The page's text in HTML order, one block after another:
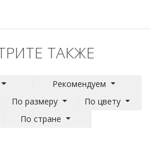
ТАКЖЕ
Рекомендуем
По размеру
По цвету
По стране